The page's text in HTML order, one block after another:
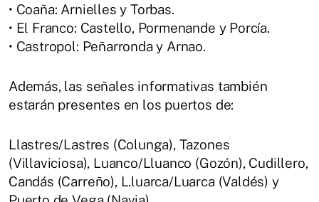
• Coaña: Arnielles y Torbas.
• El Franco: Castello, Pormenande y Porcía.
• Castropol: Peñarronda y Arnao.
Además, las señales informativas también
estarán presentes en los puertos de:
Llastres/Lastres (Colunga), Tazones
(Villaviciosa), Luanco/Lluanco (Gozón), Cudillero,
Candás (Carreño), L.luarca/Luarca (Valdés) y